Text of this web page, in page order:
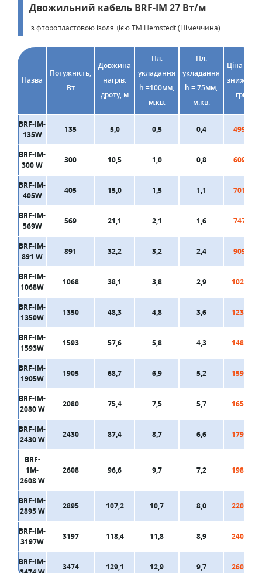
Двожильний кабель BRF-IM 27 Вт/м
із фторопластовою ізоляцією ТМ Hemstedt (Німеччина)
Назва
Потужність,
Вт
Довжина
нагрів.
дроту, м
Пл.
укладання
h =100мм,
м.кв.
Пл.
укладання
h = 75мм,
м.кв.
Ціна без
знижки,
грн
BRF-IM-
135W
135 5,0 0,5 0,4 4990
BRF-IM-
300 W
300 10,5 1,0 0,8 6090
BRF-IM-
405W
405 15,0 1,5 1,1 7010
BRF-IM-
569W
569 21,1 2,1 1,6 7470
BRF-IM-
891 W
891 32,2 3,2 2,4 9090
BRF-IM-
1068W
1068 38,1 3,8 2,9 10280
BRF-IM-
1350W
1350 48,3 4,8 3,6 12320
BRF-IM-
1593W
1593 57,6 5,8 4,3 14890
BRF-IM-
1905W
1905 68,7 6,9 5,2 15950
BRF-IM-
2080 W
2080 75,4 7,5 5,7 16540
BRF-IM-
2430 W
2430 87,4 8,7 6,6 17980
BRF-
1M-
2608 W
2608 96,6 9,7 7,2 19840
BRF-IM-
2895 W
2895 107,2 10,7 8,0 22070
BRF-IM-
3197W
3197 118,4 11,8 8,9 24020
BRF-IM-
3474 129,1 12,9 9,7 26070